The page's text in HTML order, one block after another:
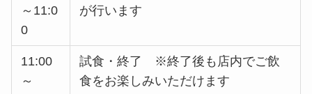
～11:0
0
が行います
11:00
～
試食・終了 ※終了後も店内でご飲
食をお楽しみいただけます